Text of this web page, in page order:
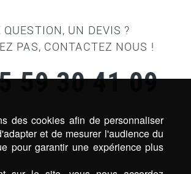
QUESTION, UN DEVIS ?
PAS, CONTACTEZ NOUS !
59 30 41 09
des cookies afin de personnaliser
et de mesurer l'audience du
pour garantir une expérience plus